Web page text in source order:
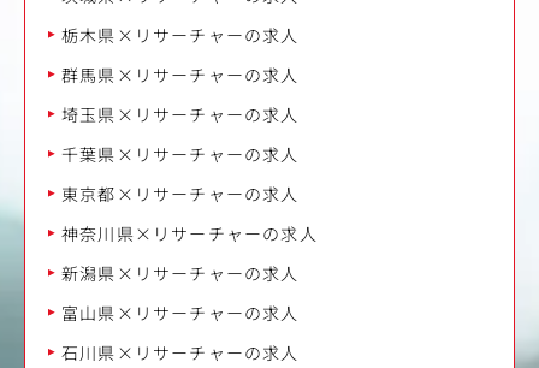
栃木県×リサーチャーの求人
群馬県×リサーチャーの求人
埼玉県×リサーチャーの求人
千葉県×リサーチャーの求人
東京都×リサーチャーの求人
神奈川県×リサーチャーの求人
新潟県×リサーチャーの求人
富山県×リサーチャーの求人
石川県×リサーチャーの求人